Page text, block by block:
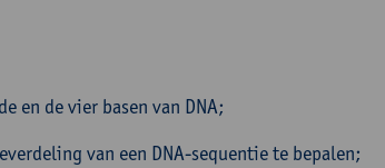
en de vier basen van DNA;
van een DNA-sequentie te bepalen;